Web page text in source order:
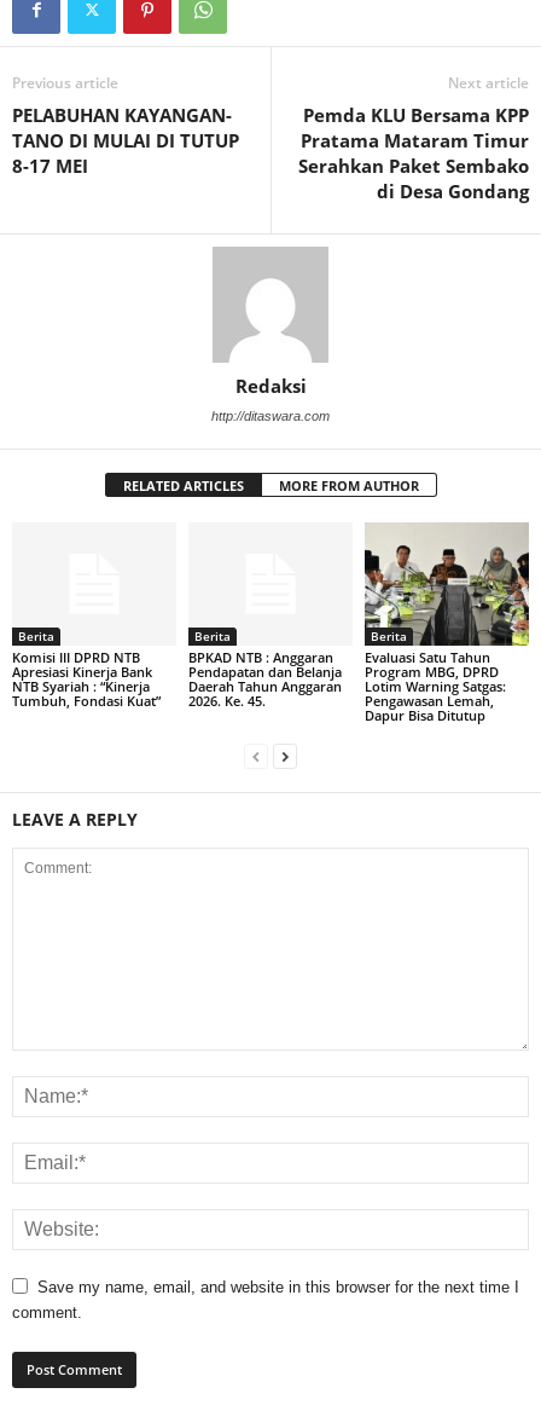
Previous article
PELABUHAN KAYANGAN-
TANO DI MULAI DI TUTUP
8-17 MEI
Next article
Pemda KLU Bersama KPP
Pratama Mataram Timur
Serahkan Paket Sembako
di Desa Gondang
Redaksi
http://ditaswara.com
RELATED ARTICLES MORE FROM AUTHOR
Berita
Komisi III DPRD NTB
Apresiasi Kinerja Bank
NTB Syariah : “Kinerja
Tumbuh, Fondasi Kuat”
Berita
BPKAD NTB : Anggaran
Pendapatan dan Belanja
Daerah Tahun Anggaran
2026. Ke. 45.
Berita
Evaluasi Satu Tahun
Program MBG, DPRD
Lotim Warning Satgas:
Pengawasan Lemah,
Dapur Bisa Ditutup
LEAVE A REPLY
Save my name, email, and website in this browser for the next time I
comment.